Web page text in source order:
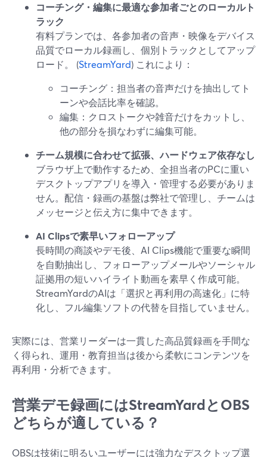
コーチング・編集に最適な参加者ごとのローカルト
ラック
有料プランでは、各参加者の音声・映像をデバイス
品質でローカル録画し、個別トラックとしてアップ
ロード。 (StreamYard) これにより：
コーチング：担当者の音声だけを抽出してト
ーンや会話比率を確認。
編集：クロストークや雑音だけをカットし、
他の部分を損なわずに編集可能。
チーム規模に合わせて拡張、ハードウェア依存なし
ブラウザ上で動作するため、全担当者のPCに重い
デスクトップアプリを導入・管理する必要がありま
せん。配信・録画の基盤は弊社で管理し、チームは
メッセージと伝え方に集中できます。
AI Clipsで素早いフォローアップ
長時間の商談やデモ後、AI Clips機能で重要な瞬間
を自動抽出し、フォローアップメールやソーシャル
証拠用の短いハイライト動画を素早く作成可能。
StreamYardのAIは「選択と再利用の高速化」に特
化し、フル編集ソフトの代替を目指していません。
実際には、営業リーダーは一貫した高品質録画を手間な
く得られ、運用・教育担当は後から柔軟にコンテンツを
再利用・分析できます。
営業デモ録画にはStreamYardとOBS
どちらが適している？
OBSは技術に明るいユーザーには強力なデスクトップ選